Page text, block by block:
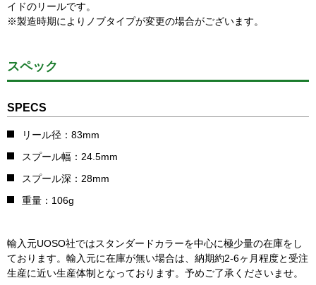
イドのリールです。
※製造時期によりノブタイプが変更の場合がございます。
スペック
SPECS
リール径：83mm
スプール幅：24.5mm
スプール深：28mm
重量：106g
輸入元UOSO社ではスタンダードカラーを中心に極少量の在庫をし
ております。輸入元に在庫が無い場合は、納期約2-6ヶ月程度と受注
生産に近い生産体制となっております。予めご了承くださいませ。